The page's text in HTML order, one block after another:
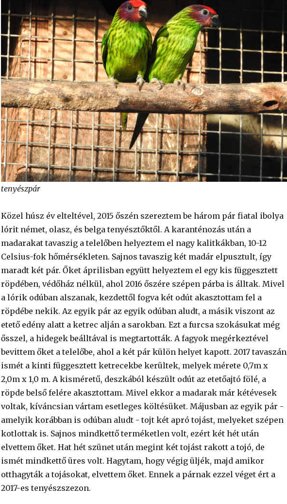
tenyészpár
Közel húsz év elteltével, 2015 őszén szereztem be három pár fiatal ibolya
lórit német, olasz, és belga tenyésztőktől. A karanténozás után a
madarakat tavaszig a telelőben helyeztem el nagy kalitkákban, 10-12
Celsius-fok hőmérsékleten. Sajnos tavaszig két madár elpusztult, így
maradt két pár. Őket áprilisban együtt helyeztem el egy kis függesztett
röpdében, védőház nélkül, ahol 2016 őszére szépen párba is álltak. Mivel
a lórik odúban alszanak, kezdettől fogva két odút akasztottam fel a
röpdébe nekik. Az egyik pár az egyik odúban aludt, a másik viszont az
etető edény alatt a ketrec alján a sarokban. Ezt a furcsa szokásukat még
ősszel, a hidegek beálltával is megtartották. A fagyok megérkeztével
bevittem őket a telelőbe, ahol a két pár külön helyet kapott. 2017 tavaszán
ismét a kinti függesztett ketrecekbe kerültek, melyek mérete 0,7m x
2,0m x 1,0 m. A kisméretű, deszkából készült odút az etetőajtó fölé, a
röpde belső felére akasztottam. Mivel ekkor a madarak már kétévesek
voltak, kíváncsian vártam esetleges költésüket. Májusban az egyik pár -
amelyik korábban is odúban aludt - tojt két apró tojást, melyeket szépen
kotlottak is. Sajnos mindkettő terméketlen volt, ezért két hét után
elvettem őket. Hat hét szünet után megint két tojást rakott a tojó, de
ismét mindkettő üres volt. Hagytam, hogy végig üljék, majd amikor
otthagyták a tojásokat, elvettem őket. Ennek a párnak ezzel véget ért a
2017-es tenyészszezon.